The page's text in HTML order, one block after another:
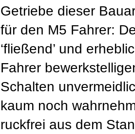
Getriebe dieser
für den M5 Fahrer:
‘fließend’ und
Fahrer
Schalten
kaum noch
ruckfrei aus dem